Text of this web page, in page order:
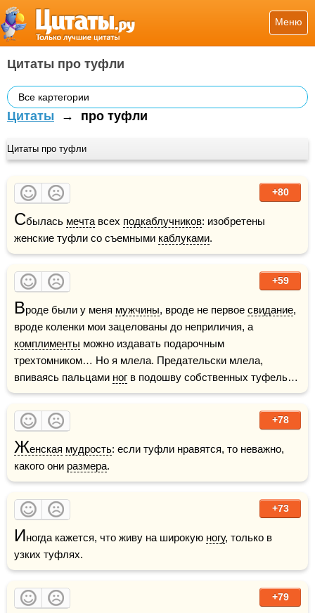
Меню
Цитаты про туфли
Все картегории
Цитаты → про туфли
Цитаты про туфли
+80
Сбылась мечта всех подкаблучников: изобретены
женские туфли со съемными каблуками.
+59
Вроде были у меня мужчины, вроде не первое свидание,
комплименты можно издавать подарочным
трехтомником… Но я млела. Предательски млела,
впиваясь пальцами ног в подошву собственных туфель…
+78
Женская мудрость: если туфли нравятся, то неважно,
какого они размера.
+73
Иногда кажется, что живу на широкую ногу, только в
узких туфлях.
+79